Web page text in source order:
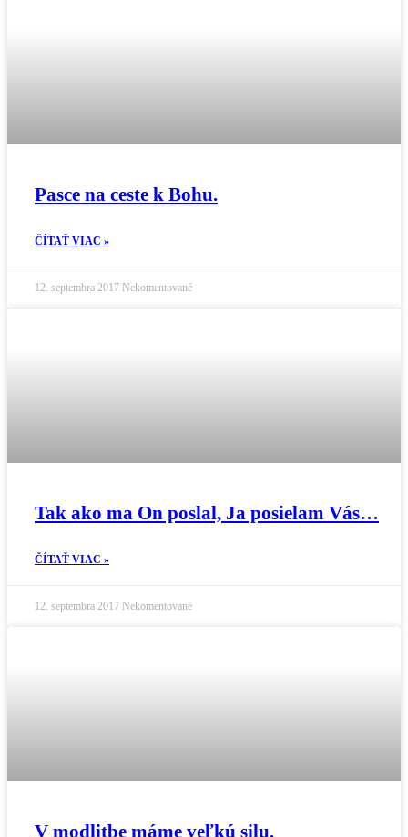
Pasce na ceste k Bohu.
ČÍTAŤ VIAC »
12. septembra 2017 Nekomentované
Tak ako ma On poslal, Ja posielam Vás…
ČÍTAŤ VIAC »
12. septembra 2017 Nekomentované
V modlitbe máme veľkú silu.